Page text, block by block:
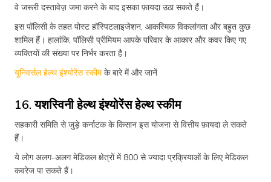
वे जरूरी दस्तावेज़ जमा करने के बाद इसका फ़ायदा उठा सकते हैं।
इस पॉलिसी के तहत पोस्ट हॉस्पिटलाइजेशन, आकस्मिक विकलांगता और बहुत कुछ
शामिल हैं। हालांकि, पॉलिसी प्रीमियम आपके परिवार के आकार और कवर किए गए
व्यक्तियों की संख्या पर निर्भर करता है।
यूनिवर्सल हेल्थ इंश्योरेंस स्कीमके बारे में और जानें
16. यशस्विनी हेल्थ इंश्योरेंस हेल्थ स्कीम
सहकारी समिति से जुड़े कर्नाटक के किसान इस योजना से वित्तीय फ़ायदा ले सकते
हैं।
ये लोग अलग-अलग मेडिकल क्षेत्रों में 800 से ज्यादा प्रक्रियाओं के लिए मेडिकल
कवरेज पा सकते हैं।